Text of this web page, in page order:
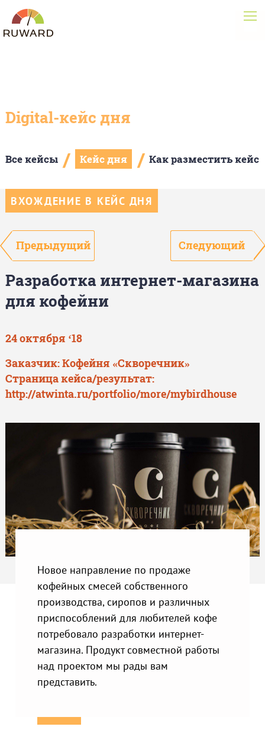
Digital-кейс дня
Все кейсы / Кейс дня / Как разместить кейс
Предыдущий Следующий
Разработка интернет-магазина
для кофейни
ВХОЖДЕНИЕ В КЕЙС ДНЯ
24 октября ‘18
Заказчик:Кофейня «Скворечник»
Страница кейса/результат:
http://atwinta.ru/portfolio/more/mybirdhouse
Новое направление по продаже
кофейных смесей собственного
производства, сиропов и различных
приспособлений для любителей кофе
потребовало разработки интернет-
магазина. Продукт совместной работы
над проектом мы рады вам
представить.